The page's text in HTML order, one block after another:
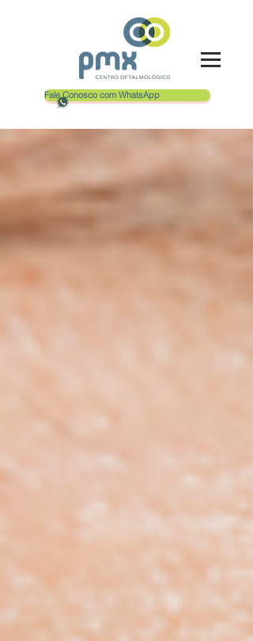
Fale Conosco com WhatsApp